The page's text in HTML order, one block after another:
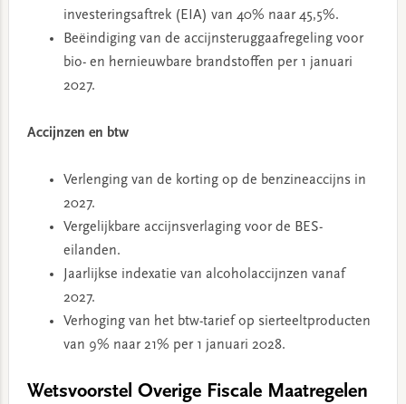
investeringsaftrek (EIA) van 40% naar 45,5%.
Beëindiging van de accijnsteruggaafregeling voor
bio- en hernieuwbare brandstoffen per 1 januari
2027.
Accijnzen en btw
Verlenging van de korting op de benzineaccijns in
2027.
Vergelijkbare accijnsverlaging voor de BES-
eilanden.
Jaarlijkse indexatie van alcoholaccijnzen vanaf
2027.
Verhoging van het btw-tarief op sierteeltproducten
van 9% naar 21% per 1 januari 2028.
Wetsvoorstel Overige Fiscale Maatregelen